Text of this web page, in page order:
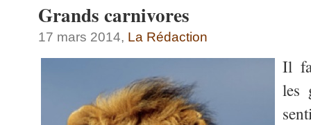
Grands carnivores
17 mars 2014, La Rédaction
Il
les